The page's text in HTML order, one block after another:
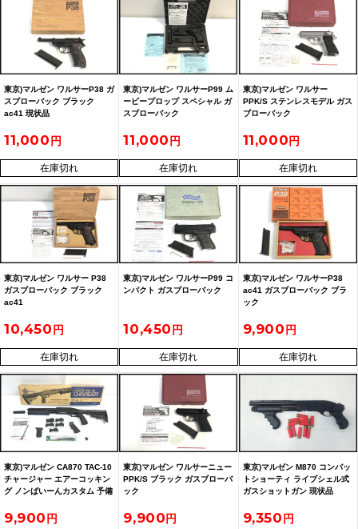
東京)マルゼン ワルサーP38 ガ
スブローバック ブラック
ac41 現状品
11,000
在庫切れ
東京)マルゼン ワルサーP99 ム
ービープロップ スペシャル ガ
スブローバック
11,000
在庫切れ
東京)マルゼン ワルサー
PPK/S ステンレスモデル ガス
ブローバック
11,000
在庫切れ
東京)マルゼン ワルサー P38
ガスブローバック ブラック
ac41
10,450
在庫切れ
東京)マルゼン ワルサーP99 コ
ンパクト ガスブローバック
10,450
在庫切れ
東京)マルゼン ワルサーP38
ac41 ガスブローバック ブラ
ック
9,900
在庫切れ
東京)マルゼン CA870 TAC-10
チャージャー エアーコッキン
グ ノンばいーんカスタム 予備
9,900
東京)マルゼン ワルサーニュー
PPK/S ブラック ガスブローバ
ック
9,900
東京)マルゼン M870 コンバッ
トショーティ ライブシェル式
ガスショットガン 現状品
9,350